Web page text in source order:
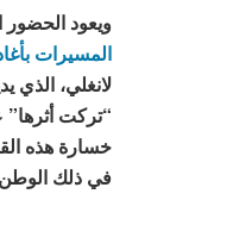
ويعود الحضور
المسيرات
لانغلي، الذي
“تركت
خسارة هذه
في ذلك